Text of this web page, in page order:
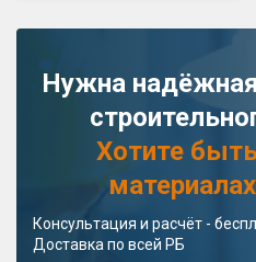
Нужна
Хотите
Консультация и расчёт -
Доставка по всей РБ